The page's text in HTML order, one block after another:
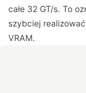
całe 32 GT/s. To
szybciej
VRAM.